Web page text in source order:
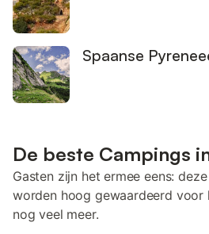
Spaanse
De beste Campings
Gasten zijn het ermee eens:
worden hoog gewaardeerd voor
nog veel meer.